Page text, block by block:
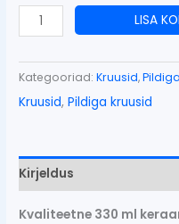
LISA
Kategooriad:Kruusid,
Kruusid,Pildiga kruusid
Kirjeldus
Kvaliteetne 330 ml